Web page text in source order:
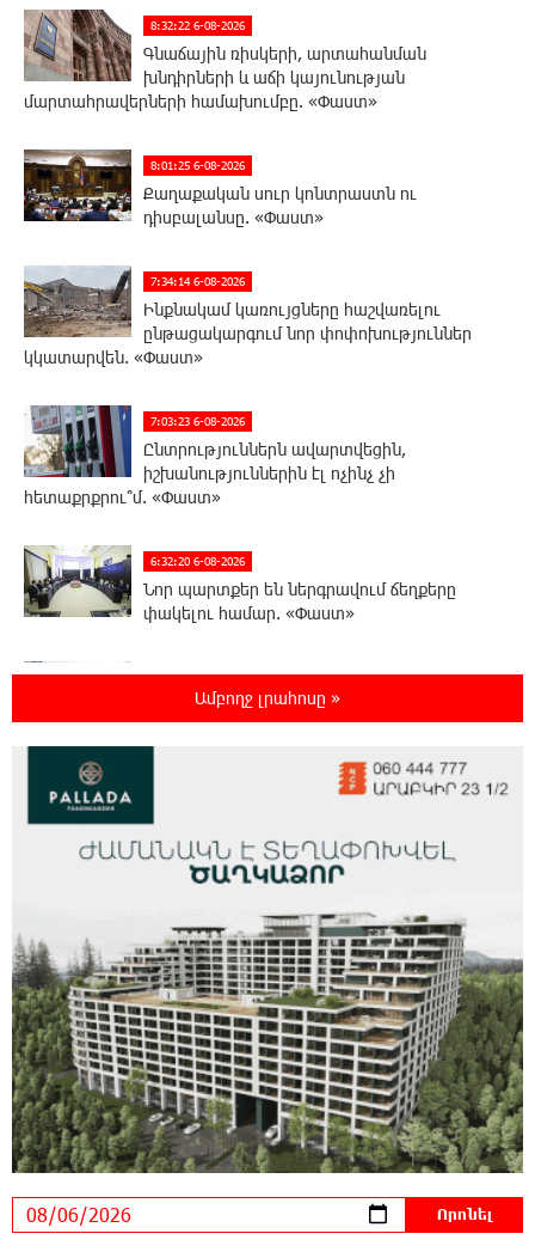
8:32:22 6-08-2026
Գնաճային ռիսկերի, արտահանման
խնդիրների և աճի կայունության
մարտահրավերների համախումբը. «Փաստ»
8:01:25 6-08-2026
Քաղաքական սուր կոնտրաստն ու
դիսբալանսը. «Փաստ»
7:34:14 6-08-2026
Ինքնակամ կառույցները հաշվառելու
ընթացակարգում նոր փոփոխություններ
կկատարվեն. «Փաստ»
7:03:23 6-08-2026
Ընտրություններն ավարտվեցին,
իշխանություններին էլ ոչինչ չի
հետաքրքրու՞մ. «Փաստ»
6:32:20 6-08-2026
Նոր պարտքեր են ներգրավում ճեղքերը
փակելու համար. «Փաստ»
6:01:15 6-08-2026
Անհավասարակշռության և նոր
կախվածության վտանգները. «Փաստ»
Ես հավատում եմ, որ «Արարարտ-
Արմենիան» ունակ է անցնել որակավորման
վերջին փուլ. Բերեզովսկի
0:39:46 6-08-2026
Գերմանիայում ահաբեկչության գործով
քննություն է սկսվել Լայպցիգի
օդանավակայանում պայթուցիկով անօդաչու սարք
հայտնաբերելուց հետո
0:20:46 6-08-2026
Իրազեկում․ գործարկվելու է էլեկտրական
շչակ
Ամբողջ լրահոսը »